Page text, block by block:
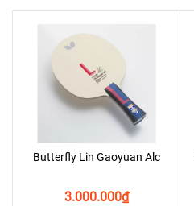
Butterfly Lin Gaoyuan Alc
₫
3.000.000